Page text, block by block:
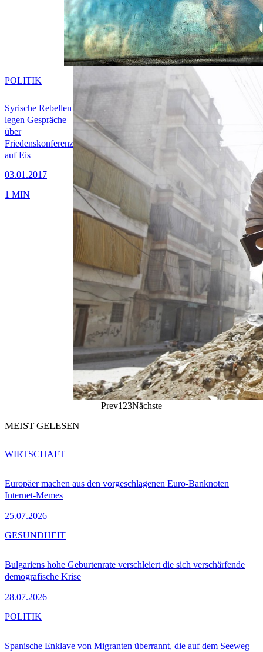
Syrische Rebellen
legen Gespräche
über
Friedenskonferenz
auf Eis
03.01.2017
POLITIK
1 MIN
Prev1 23Nächste
MEIST GELESEN
Europäer machen aus den vorgeschlagenen Euro-Banknoten
Internet-Memes
25.07.2026
WIRTSCHAFT
Bulgariens hohe Geburtenrate verschleiert die sich verschärfende
demografische Krise
28.07.2026
GESUNDHEIT
Spanische Enklave von Migranten überrannt, die auf dem Seeweg
POLITIK